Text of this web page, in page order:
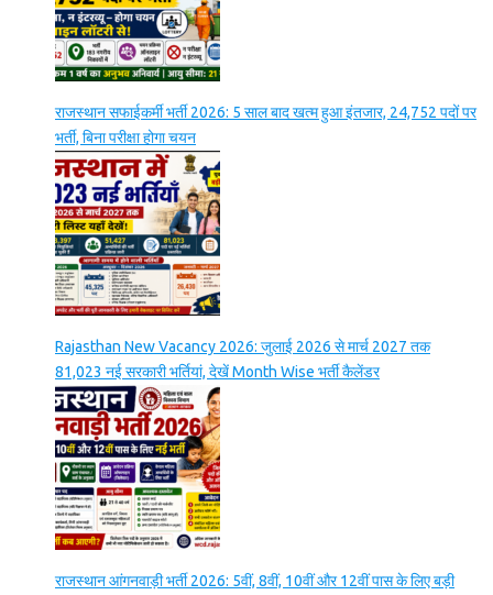
राजस्थान सफाईकर्मी भर्ती 2026: 5 साल बाद खत्म हुआ इंतजार, 24,752 पदों पर
भर्ती, बिना परीक्षा होगा चयन
Rajasthan New Vacancy 2026: जुलाई 2026 से मार्च 2027 तक
81,023 नई सरकारी भर्तियां, देखें Month Wise भर्ती कैलेंडर
राजस्थान आंगनवाड़ी भर्ती 2026: 5वीं, 8वीं, 10वीं और 12वीं पास के लिए बड़ी